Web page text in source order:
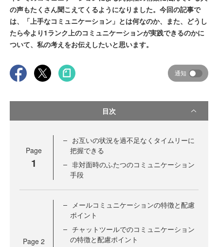
の声もたくさん聞こえてくるようになりました。今回の記事で
は、「上手なコミュニケーション」とは何なのか、また、どうし
たら今より1ランク上のコミュニケーションが実践できるのかに
ついて、私の考えをお伝えしたいと思います。
通知
目次
Page
1
お互いの状況を過不足なくタイムリーに
把握できる
非対面時のふたつのコミュニケーション
手段
Page 2
メールコミュニケーションの特徴と配慮
ポイント
チャットツールでのコミュニケーション
の特徴と配慮ポイント